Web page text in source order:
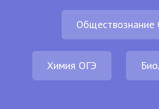
Обществознание
Химия ОГЭ